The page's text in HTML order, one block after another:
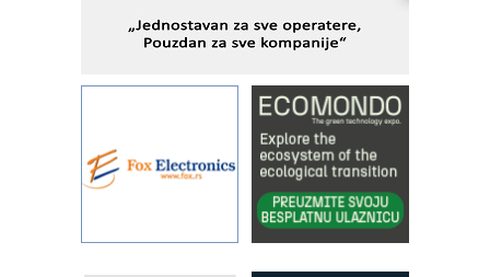
objekte
Alba d.o.o. – 35 godina preciznosti u
IBeRTIM - oprema za ispitivanje
kontrole kvaliteta
STAUFF – Komponente koje
povećavaju pouzdanost hidrauličkih
pouzdanost u transferu fluida